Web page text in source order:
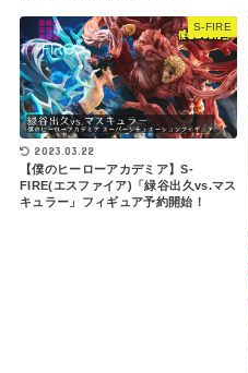
S-FIRE
2023.03.22
【僕のヒーローアカデミア】S-
FIRE(エスファイア)「緑谷出久vs.マス
キュラー」フィギュア予約開始！